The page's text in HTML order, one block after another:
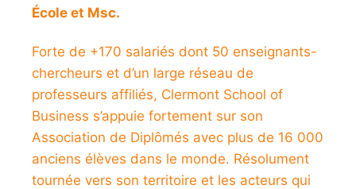
École et Msc.
Forte de +170 salariés dont 50 enseignants-
chercheurs et d’un large réseau de
professeurs affiliés, Clermont School of
Business s’appuie fortement sur son
Association de Diplômés avec plus de 16 000
anciens élèves dans le monde. Résolument
tournée vers son territoire et les acteurs qui